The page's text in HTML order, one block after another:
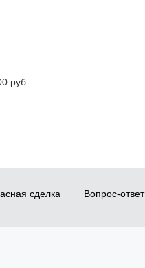
руб.
сделка Вопрос-ответ